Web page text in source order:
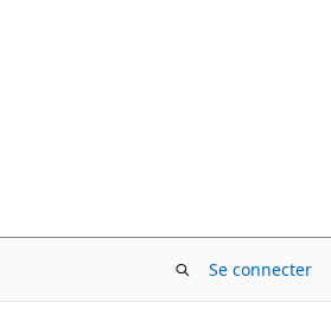
Se connecter